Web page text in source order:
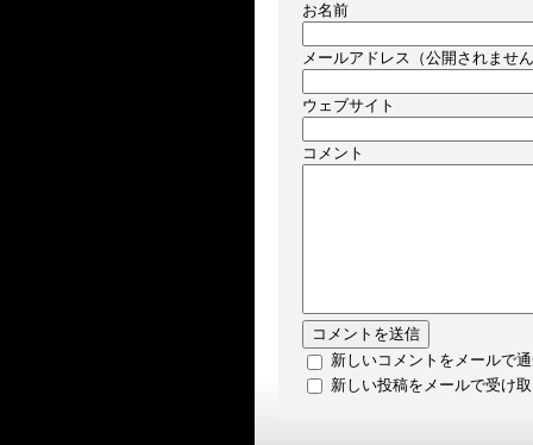
お名前
メールアドレス（公開されませ
ウェブサイト
コメント
新しいコメントをメールで
新しい投稿をメールで受け